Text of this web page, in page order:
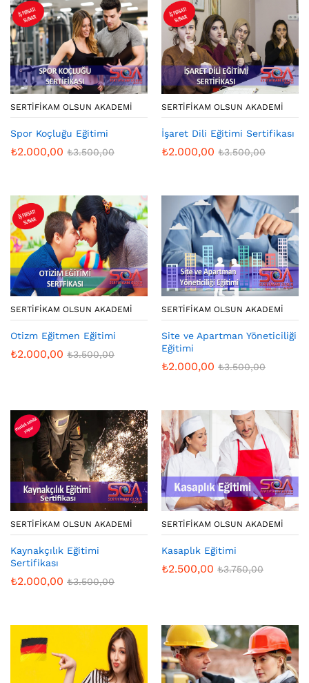
SERTIFIKAM OLSUN AKADEMI
Spor Koçluğu Eğitimi
₺2.000,00 ₺3.500,00
SERTIFIKAM OLSUN AKADEMI
İşaret Dili Eğitimi Sertifikası
₺2.000,00 ₺3.500,00
SERTIFIKAM OLSUN AKADEMI
Otizm Eğitmen Eğitimi
₺2.000,00 ₺3.500,00
SERTIFIKAM OLSUN AKADEMI
Site ve Apartman Yöneticiliği
Eğitimi
₺2.000,00 ₺3.500,00
SERTIFIKAM OLSUN AKADEMI
Kaynakçılık Eğitimi
Sertifikası
₺2.000,00 ₺3.500,00
SERTIFIKAM OLSUN AKADEMI
Kasaplık Eğitimi
₺2.500,00 ₺3.750,00